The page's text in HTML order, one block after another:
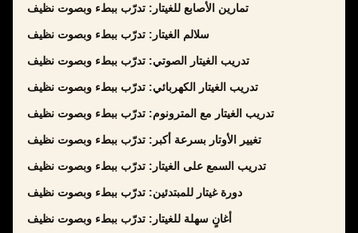
تمارين الأصابع للغيتار: تدرّب ببطء وبصوت نظيف
سلالم الغيتار: تدرّب ببطء وبصوت نظيف
تدريب الغيتار الصوتي: تدرّب ببطء وبصوت نظيف
تدريب الغيتار الكهربائي: تدرّب ببطء وبصوت نظيف
تدريب الغيتار مع المترونوم: تدرّب ببطء وبصوت نظيف
تغيير الأوتار بسرعة أكبر: تدرّب ببطء وبصوت نظيف
تدريب السمع على الغيتار: تدرّب ببطء وبصوت نظيف
دورة غيتار للمبتدئين: تدرّب ببطء وبصوت نظيف
أغانٍ سهلة للغيتار: تدرّب ببطء وبصوت نظيف